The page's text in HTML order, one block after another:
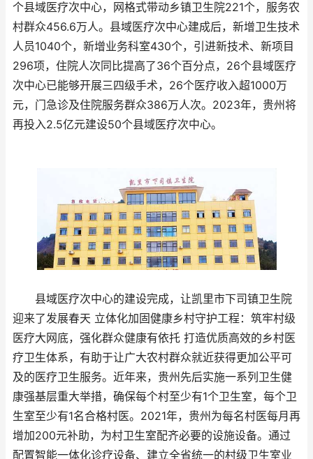
个县域医疗次中心，网格式带动乡镇卫生院221个，服务农
村群众456.6万人。县域医疗次中心建成后，新增卫生技术
人员1040个，新增业务科室430个，引进新技术、新项目
296项，住院人次同比提高了36个百分点，26个县域医疗
次中心已能够开展三四级手术，26个医疗收入超1000万
元，门急诊及住院服务群众386万人次。2023年，贵州将
再投入2.5亿元建设50个县域医疗次中心。
县域医疗次中心的建设完成，让凯里市下司镇卫生院
迎来了发展春天 立体化加固健康乡村守护工程：筑牢村级
医疗大网底，强化群众健康有依托 打造优质高效的乡村医
疗卫生体系，有助于让广大农村群众就近获得更加公平可
及的医疗卫生服务。近年来，贵州先后实施一系列卫生健
康强基层重大举措，确保每个村至少有1个卫生室，每个卫
生室至少有1名合格村医。2021年，贵州为每名村医每月再
增加200元补助，为村卫生室配齐必要的设施设备。通过
配置智能一体化诊疗设备、建立全省统一的村级卫生室业